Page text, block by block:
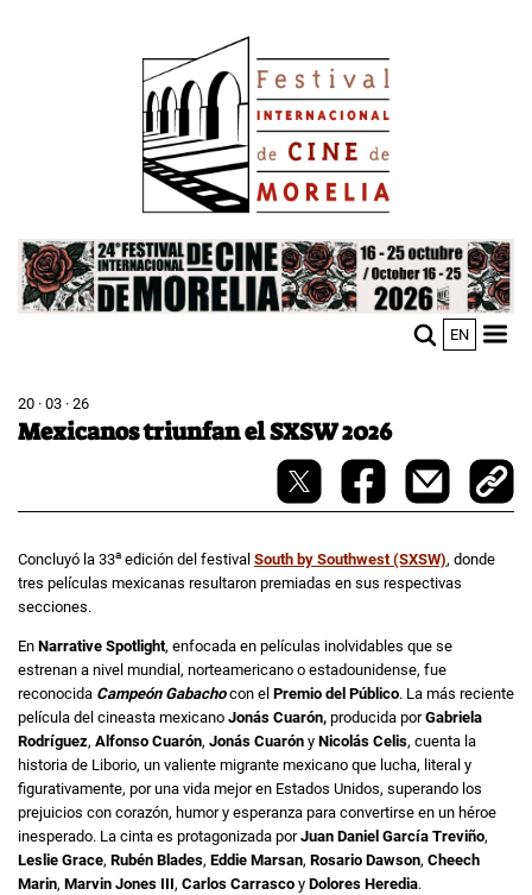
Image
EN
20 · 03 · 26
Mexicanos triunfan el SXSW 2026
Concluyó la 33a edición del festival South by Southwest (SXSW), donde
tres películas mexicanas resultaron premiadas en sus respectivas
secciones.
En Narrative Spotlight, enfocada en películas inolvidables que se
estrenan a nivel mundial, norteamericano o estadounidense, fue
reconocida Campeón Gabachocon el Premio del Público. La más reciente
película del cineasta mexicano Jonás Cuarón, producida porGabriela
Rodríguez, Alfonso Cuarón, Jonás Cuarón y Nicolás Celis, cuenta la
historia de Liborio, un valiente migrante mexicano que lucha, literal y
figurativamente, por una vida mejor en Estados Unidos, superando los
prejuicios con corazón, humor y esperanza para convertirse en un héroe
inesperado. La cinta es protagonizada porJuan Daniel García Treviño,
Leslie Grace, Rubén Blades, Eddie Marsan, Rosario Dawson, Cheech
Marin, Marvin Jones III, Carlos Carrasco y Dolores Heredia.